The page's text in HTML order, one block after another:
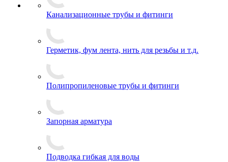
Канализационные трубы и фитинги
Герметик, фум лента, нить для резьбы и т.д.
Полипропиленовые трубы и фитинги
Запорная арматура
Подводка гибкая для воды